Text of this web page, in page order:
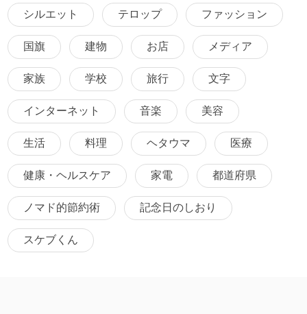
シルエット テロップ ファッション
国旗 建物 お店 メディア
家族 学校 旅行 文字
インターネット 音楽 美容
生活 料理 ヘタウマ 医療
健康・ヘルスケア 家電 都道府県
ノマド的節約術 記念日のしおり
スケブくん